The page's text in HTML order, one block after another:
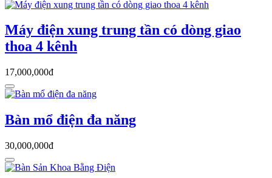
Máy điện xung trung tần có dòng giao
thoa 4 kênh
17,000,000đ
Bàn mổ điện đa năng
30,000,000đ